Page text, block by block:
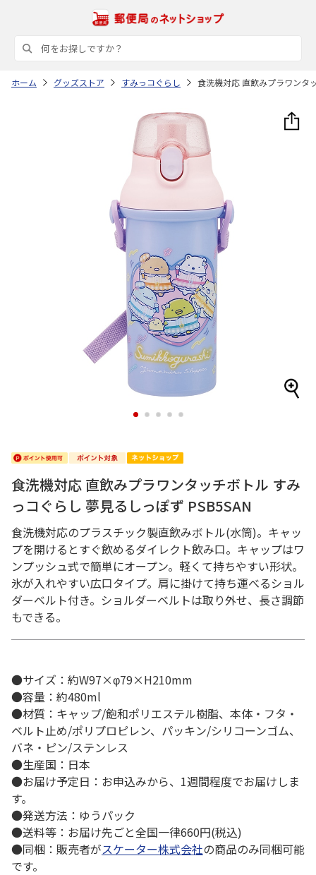
ホーム グッズストア すみっコぐらし 食洗機対応 直飲みプラワンタ
1 2 3 4 5
食洗機対応 直飲みプラワンタッチボトル すみ
っコぐらし 夢見るしっぽず PSB5SAN
食洗機対応のプラスチック製直飲みボトル(水筒)。キャッ
プを開けるとすぐ飲めるダイレクト飲み口。キャップはワ
ンプッシュ式で簡単にオープン。軽くて持ちやすい形状。
氷が入れやすい広口タイプ。肩に掛けて持ち運べるショル
ダーベルト付き。ショルダーベルトは取り外せ、長さ調節
もできる。
●サイズ：約W97×φ79×H210mm
●容量：約480ml
●材質：キャップ/飽和ポリエステル樹脂、本体・フタ・
ベルト止め/ポリプロピレン、パッキン/シリコーンゴム、
バネ・ピン/ステンレス
●生産国：日本
●お届け予定日：お申込みから、1週間程度でお届けしま
す。
●発送方法：ゆうパック
●送料等：お届け先ごと全国一律660円(税込)
●同梱：販売者がスケーター株式会社の商品のみ同梱可能
です。